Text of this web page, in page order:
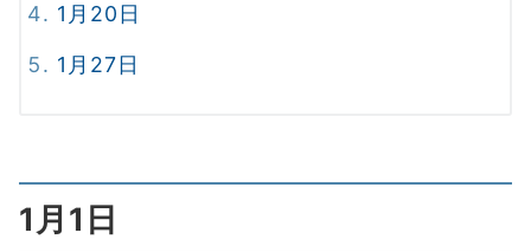
1月20日
1月27日
1月1日